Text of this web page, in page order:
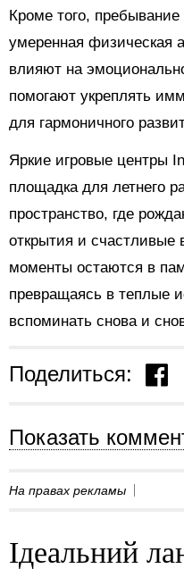
Кроме того,
умеренная физическая
влияют на
помогают укреплять
для гармоничного
Яркие игровые центры
площадка для летнего
пространство, где
открытия и счастливые
моменты остаются в
превращаясь в теплые
вспоминать снова и
Поделиться:
Показать
На правах рекламы
Ідеальний